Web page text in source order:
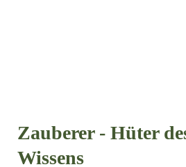
Zauberer - Hüter
Wissens